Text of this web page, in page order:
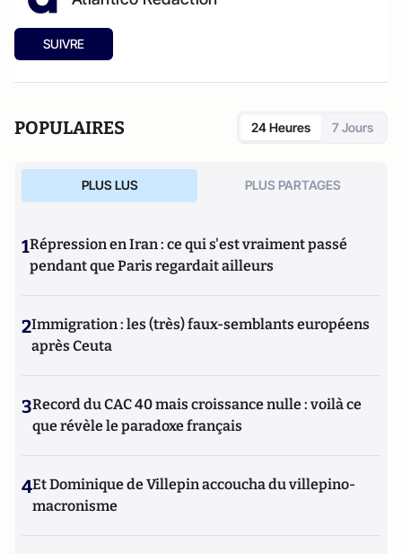
SUIVRE
POPULAIRES 24 Heures 7 Jours
PLUS LUS PLUS PARTAGES
1Répression en Iran : ce qui s'est vraiment passé
pendant que Paris regardait ailleurs
2Immigration : les (très) faux-semblants européens
après Ceuta
3Record du CAC 40 mais croissance nulle : voilà ce
que révèle le paradoxe français
4Et Dominique de Villepin accoucha du villepino-
macronisme